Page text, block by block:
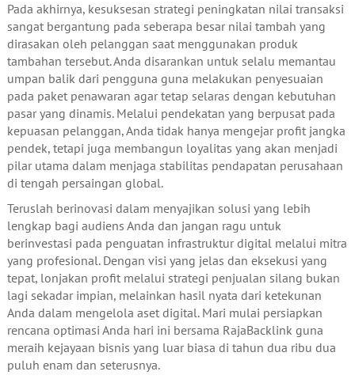
Pada akhirnya, kesuksesan strategi peningkatan nilai transaksi
sangat bergantung pada seberapa besar nilai tambah yang
dirasakan oleh pelanggan saat menggunakan produk
tambahan tersebut. Anda disarankan untuk selalu memantau
umpan balik dari pengguna guna melakukan penyesuaian
pada paket penawaran agar tetap selaras dengan kebutuhan
pasar yang dinamis. Melalui pendekatan yang berpusat pada
kepuasan pelanggan, Anda tidak hanya mengejar profit jangka
pendek, tetapi juga membangun loyalitas yang akan menjadi
pilar utama dalam menjaga stabilitas pendapatan perusahaan
di tengah persaingan global.
Teruslah berinovasi dalam menyajikan solusi yang lebih
lengkap bagi audiens Anda dan jangan ragu untuk
berinvestasi pada penguatan infrastruktur digital melalui mitra
yang profesional. Dengan visi yang jelas dan eksekusi yang
tepat, lonjakan profit melalui strategi penjualan silang bukan
lagi sekadar impian, melainkan hasil nyata dari ketekunan
Anda dalam mengelola aset digital. Mari mulai persiapkan
rencana optimasi Anda hari ini bersama RajaBacklink guna
meraih kejayaan bisnis yang luar biasa di tahun dua ribu dua
puluh enam dan seterusnya.